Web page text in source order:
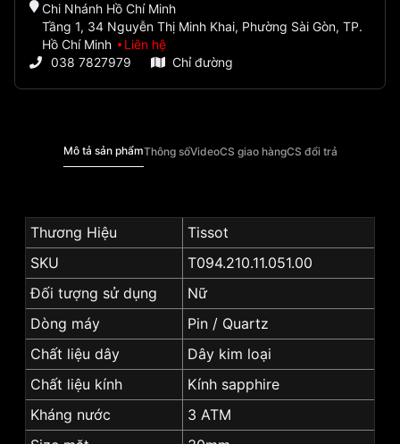
Chi Nhánh Hồ Chí Minh
Tầng 1, 34 Nguyễn Thị Minh Khai, Phường Sài Gòn, TP.
Hồ Chí Minh
Liên hệ
038 7827979
Chỉ đường
Mô tả sản phẩmThông sốVideoCS giao hàngCS đổi trả
Thương Hiệu
Tissot
SKU
T094.210.11.051.00
Đối tượng sử dụng
Nữ
Dòng máy
Pin / Quartz
Chất liệu dây
Dây kim loại
Chất liệu kính
Kính sapphire
Kháng nước
3 ATM